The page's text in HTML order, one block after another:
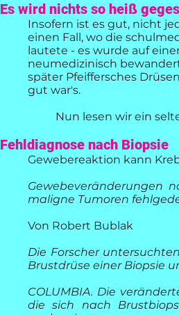
Es wird nichts so heiß
Insofern ist es gut, nicht
einen Fall, wo die
lautete - es wurde auf
neumedizinisch
später Pfeiffersches
gut war's.
Nun lesen wir ein
Fehldiagnose nach Biopsie
Gewebereaktion kann
Gewebeveränderungen
maligne Tumoren
Von Robert Bublak
Die Forscher
Brustdrüse einer Biopsie
COLUMBIA. Die
die sich nach